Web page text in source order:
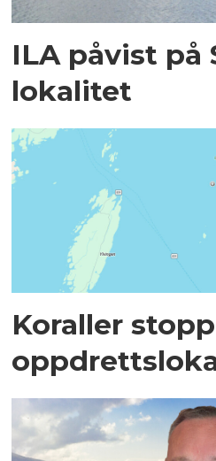
ILA påvist på
lokalitet
Koraller